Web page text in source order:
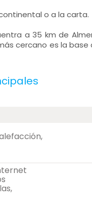
o a la carta.
a 35 km de
cercano es la base